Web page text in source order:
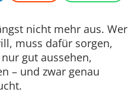
nicht mehr aus. Wer
muss dafür sorgen,
gut aussehen,
– und zwar genau